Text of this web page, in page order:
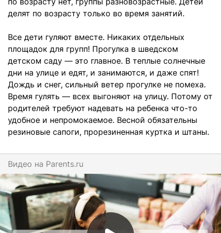
делят по возрасту только во время занятий.
Все дети гуляют вместе. Никаких отдельных
площадок для групп! Прогулка в шведском
детском саду — это главное. В теплые солнечные
дни на улице и едят, и занимаются, и даже спят!
Дождь и снег, сильный ветер прогулке не помеха.
Время гулять — всех выгоняют на улицу. Потому от
родителей требуют надевать на ребенка что-то
удобное и непромокаемое. Весной обязательны
резиновые сапоги, прорезиненная куртка и штаны.
Видео на parents.ru